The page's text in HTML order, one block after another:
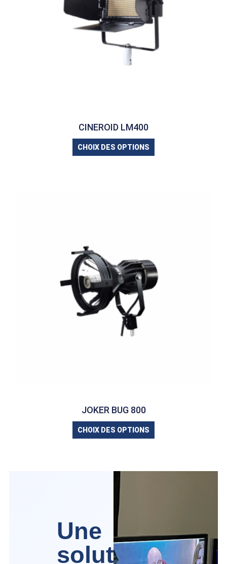
CINEROID LM400
CHOIX DES OPTIONS
JOKER BUG 800
CHOIX DES OPTIONS
Une
solution